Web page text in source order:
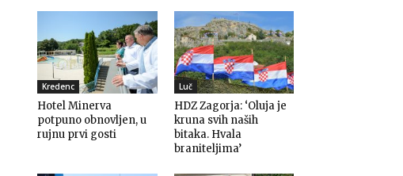
Kredenc
Hotel Minerva
potpuno obnovljen, u
rujnu prvi gosti
Luč
HDZ Zagorja: ‘Oluja je
kruna svih naših
bitaka. Hvala
braniteljima’